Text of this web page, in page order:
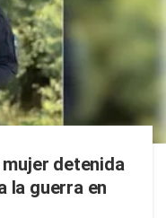
detenida
la guerra en